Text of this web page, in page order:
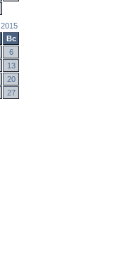
Вс
6
13
20
27